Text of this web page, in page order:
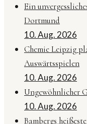
Ein
Dortmund
10. Aug. 2026
Chemie Leipzig
Auswärtsspielen
10. Aug. 2026
Ungewöhnlicher
10. Aug. 2026
Bambergs